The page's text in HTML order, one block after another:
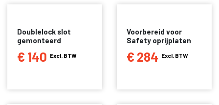
Doublelock slot
gemonteerd
€ 140 Excl. BTW
Voorbereid voor
Safety oprijplaten
€ 284 Excl. BTW